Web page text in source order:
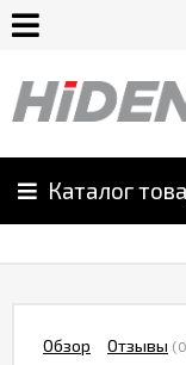
Главная
О
Оплата
Каталог
Обзор Отзывы